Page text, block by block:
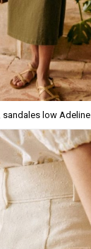
sandales low Adeline